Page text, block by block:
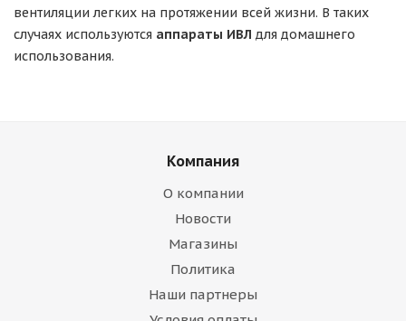
вентиляции легких на протяжении всей жизни. В таких
случаях используются аппараты ИВЛ для домашнего
использования.
Компания
О компании
Новости
Магазины
Политика
Наши партнеры